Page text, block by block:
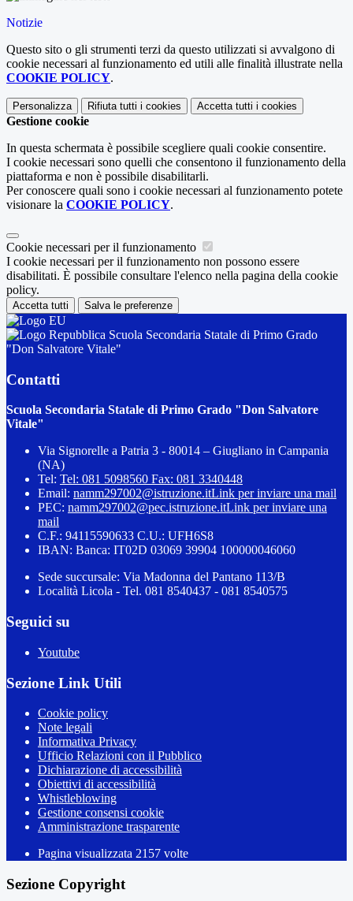
Notizie
Questo sito o gli strumenti terzi da questo utilizzati si avvalgono di
cookie necessari al funzionamento ed utili alle finalità illustrate nella
COOKIE POLICY.
Personalizza Rifiuta tutti i cookies Accetta tutti i cookies
Gestione cookie
In questa schermata è possibile scegliere quali cookie consentire.
I cookie necessari sono quelli che consentono il funzionamento della
piattaforma e non è possibile disabilitarli.
Per conoscere quali sono i cookie necessari al funzionamento potete
visionare la COOKIE POLICY.
Cookie necessari per il funzionamento
I cookie necessari per il funzionamento non possono essere
disabilitati. È possibile consultare l'elenco nella pagina della cookie
policy.
Accetta tutti Salva le preferenze
Scuola Secondaria Statale di Primo Grado
"Don Salvatore Vitale"
Contatti
Scuola Secondaria Statale di Primo Grado "Don Salvatore
Vitale"
Via Signorelle a Patria 3 - 80014 – Giugliano in Campania
(NA)
Tel: Tel: 081 5098560 Fax: 081 3340448
Email: namm297002@istruzione.itLink per inviare una mail
PEC: namm297002@pec.istruzione.itLink per inviare una
mail
C.F.: 94115590633 C.U.: UFH6S8
IBAN: Banca: IT02D 03069 39904 100000046060
Sede succursale: Via Madonna del Pantano 113/B
Località Licola - Tel. 081 8540437 - 081 8540575
Seguici su
Youtube
Sezione Link Utili
Cookie policy
Note legali
Informativa Privacy
Ufficio Relazioni con il Pubblico
Dichiarazione di accessibilità
Obiettivi di accessibilità
Whistleblowing
Gestione consensi cookie
Amministrazione trasparente
Pagina visualizzata 2157 volte
Sezione Copyright